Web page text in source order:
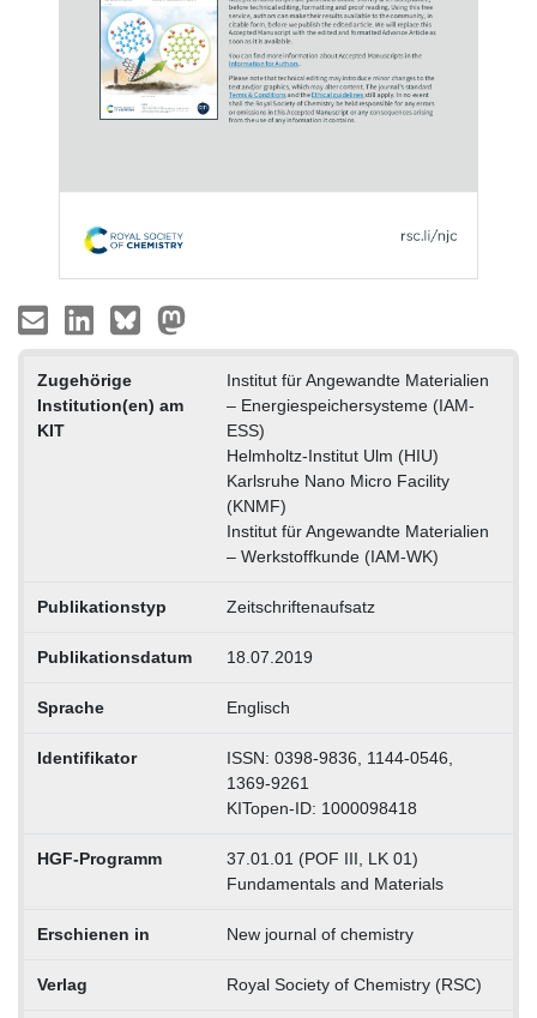
Zugehörige
Institution(en) am
KIT
Institut für Angewandte Materialien
– Energiespeichersysteme (IAM-
ESS)
Helmholtz-Institut Ulm (HIU)
Karlsruhe Nano Micro Facility
(KNMF)
Institut für Angewandte Materialien
– Werkstoffkunde (IAM-WK)
Publikationstyp Zeitschriftenaufsatz
Publikationsdatum 18.07.2019
Sprache Englisch
Identifikator
ISSN: 0398-9836, 1144-0546,
1369-9261
KITopen-ID: 1000098418
HGF-Programm
37.01.01 (POF III, LK 01)
Fundamentals and Materials
Erschienen in New journal of chemistry
Verlag Royal Society of Chemistry (RSC)